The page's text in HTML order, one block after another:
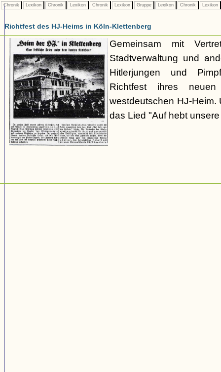
Chronik Lexikon Chronik Lexikon Chronik Lexikon Gruppe Lexikon Chronik Lexikon
Richtfest des HJ-Heims in Köln-Klettenberg
Gemeinsam mit
Stadtverwaltung und
Hitlerjungen und
Richtfest ihres
westdeutschen HJ-Heim.
das Lied "Auf hebt